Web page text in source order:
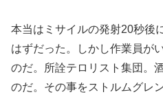
本当はミサイルの発射20秒後
はずだった。しかし作業員が
のだ。所詮テロリスト集団。
のだ。その事をストルムグレ